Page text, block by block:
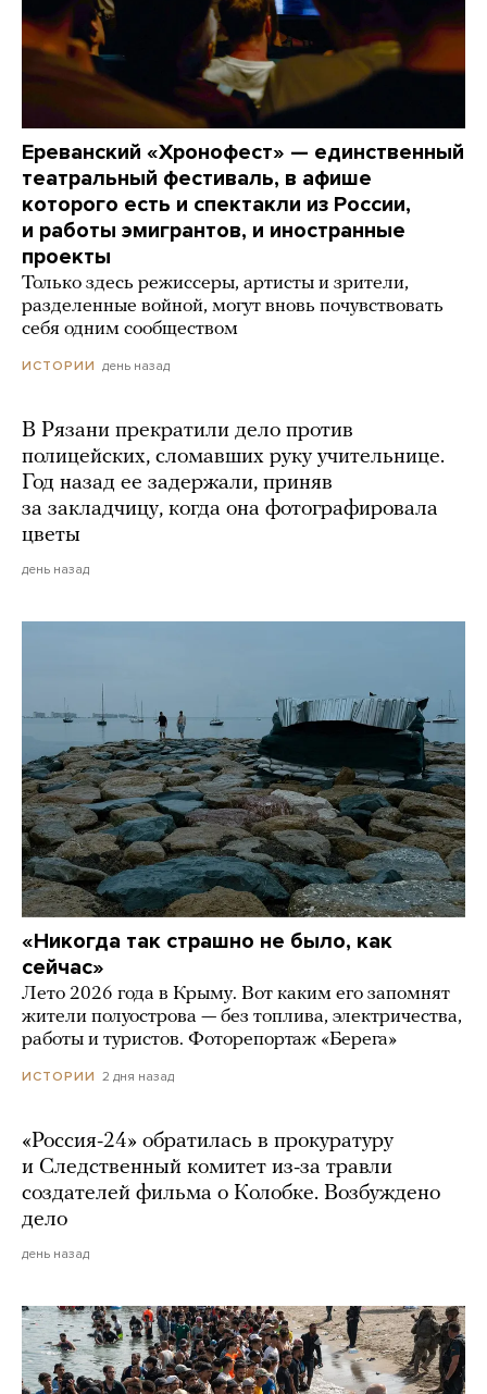
Ереванский «Хронофест» — единственный
театральный фестиваль, в афише
которого есть и спектакли из России,
и работы эмигрантов, и иностранные
проекты
Только здесь режиссеры, артисты и зрители,
разделенные войной, могут вновь почувствовать
себя одним сообществом
ИСТОРИИ день назад
В Рязани прекратили дело против
полицейских, сломавших руку учительнице.
Год назад ее задержали, приняв
за закладчицу, когда она фотографировала
цветы
день назад
«Никогда так страшно не было, как
сейчас»
Лето 2026 года в Крыму. Вот каким его запомнят
жители полуострова — без топлива, электричества,
работы и туристов. Фоторепортаж «Берега»
ИСТОРИИ 2 дня назад
«Россия-24» обратилась в прокуратуру
и Следственный комитет из-за травли
создателей фильма о Колобке. Возбуждено
дело
день назад